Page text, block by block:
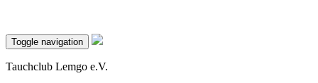
Toggle navigation
Tauchclub Lemgo e.V.